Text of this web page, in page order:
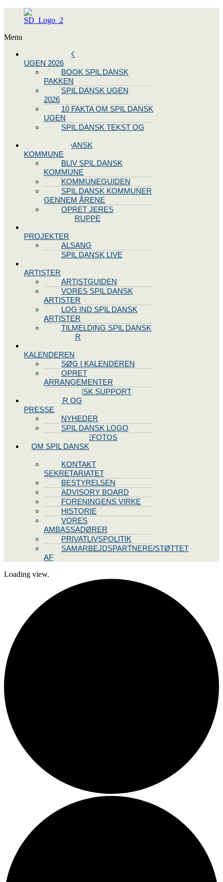
Menu
SPIL DANSK
UGEN 2026
BOOK SPIL DANSK
PAKKEN
SPIL DANSK UGEN
2026
10 FAKTA OM SPIL DANSK
UGEN
SPIL DANSK TEKST OG
BLIV SPIL DANSK
KOMMUNE
BLIV SPIL DANSK
KOMMUNE
KOMMUNEGUIDEN
SPIL DANSK KOMMUNER
GENNEM ÅRENE
OPRET JERES
STYREGRUPPE
PROJEKTER
ALSANG
SPIL DANSK LIVE
ARTISTER
ARTISTGUIDEN
VORES SPIL DANSK
ARTISTER
LOG IND SPIL DANSK
ARTISTER
TILMELDING SPIL DANSK
ARTISTER
KALENDEREN
SØG I KALENDEREN
OPRET
ARRANGEMENTER
TEKNISK SUPPORT
NYHEDER OG
PRESSE
NYHEDER
SPIL DANSK LOGO
PRESSEFOTOS
OM SPIL DANSK
KONTAKT
SEKRETARIATET
BESTYRELSEN
ADVISORY BOARD
FORENINGENS VIRKE
HISTORIE
VORES
AMBASSADØRER
PRIVATLIVSPOLITIK
SAMARBEJDSPARTNERE/STØTTET
AF
Loading view.